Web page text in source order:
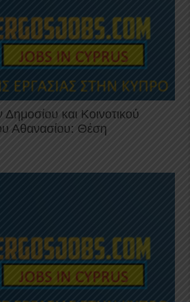
και Κοινοτικού
Αθανασίου: Θέση